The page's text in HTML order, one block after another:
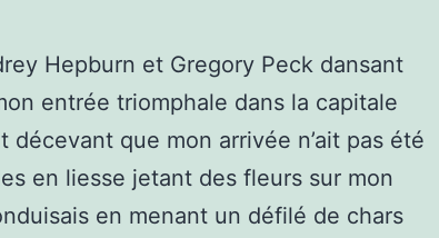
Hepburn et Gregory Peck dansant
entrée triomphale dans la capitale
décevant que mon arrivée n’ait pas été
en liesse jetant des fleurs sur mon
en menant un défilé de chars